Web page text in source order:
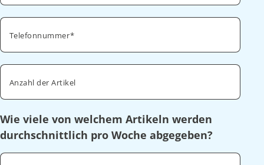
Telefonnummer
Anzahl der Artikel
Wie viele von welchem Artikeln werden
durchschnittlich pro Woche abgegeben?